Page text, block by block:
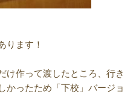
ります！
け作って渡したところ、行き
かったため「下校」バージョ